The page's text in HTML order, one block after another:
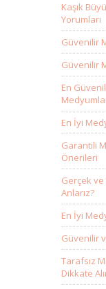
Kaşık
Yorumları
Güvenilir
Güvenilir
En
En İyi
Garantili
Önerileri
Gerçek ve
Anlarız?
En İyi
Güvenilir
Tarafsız
Dikkate